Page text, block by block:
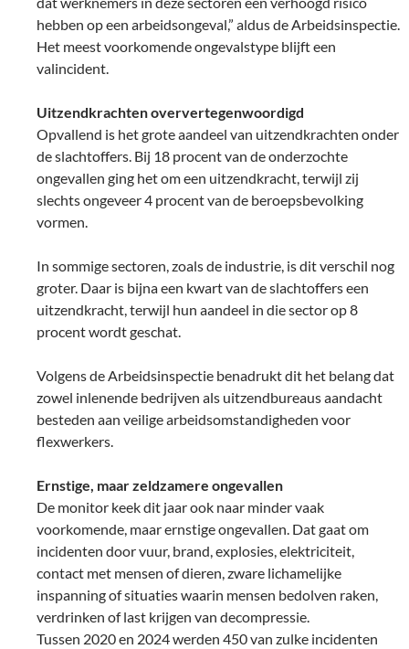
hebben op een arbeidsongeval,” aldus de Arbeidsinspectie.
Het meest voorkomende ongevalstype blijft een
valincident.
Uitzendkrachten oververtegenwoordigd
Opvallend is het grote aandeel van uitzendkrachten onder
de slachtoffers. Bij 18 procent van de onderzochte
ongevallen ging het om een uitzendkracht, terwijl zij
slechts ongeveer 4 procent van de beroepsbevolking
vormen.
In sommige sectoren, zoals de industrie, is dit verschil nog
groter. Daar is bijna een kwart van de slachtoffers een
uitzendkracht, terwijl hun aandeel in die sector op 8
procent wordt geschat.
Volgens de Arbeidsinspectie benadrukt dit het belang dat
zowel inlenende bedrijven als uitzendbureaus aandacht
besteden aan veilige arbeidsomstandigheden voor
flexwerkers.
Ernstige, maar zeldzamere ongevallen
De monitor keek dit jaar ook naar minder vaak
voorkomende, maar ernstige ongevallen. Dat gaat om
incidenten door vuur, brand, explosies, elektriciteit,
contact met mensen of dieren, zware lichamelijke
inspanning of situaties waarin mensen bedolven raken,
verdrinken of last krijgen van decompressie.
Tussen 2020 en 2024 werden 450 van zulke incidenten